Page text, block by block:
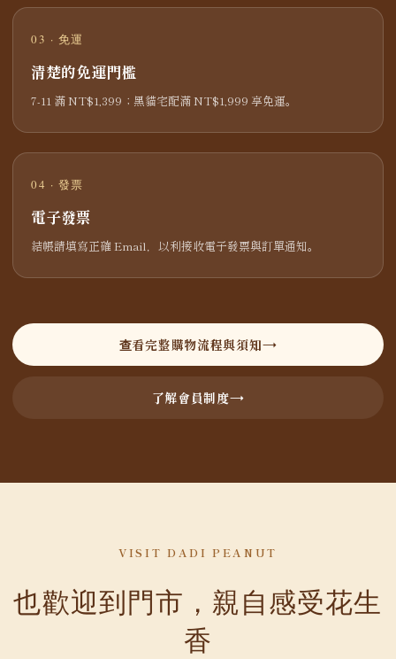
03 · 免運
清楚的免運門檻
7-11 滿 NT$1,399；黑貓宅配滿 NT$1,999 享免運。
04 · 發票
電子發票
結帳請填寫正確 Email，以利接收電子發票與訂單通知。
查看完整購物流程與須知
了解會員制度
VISIT DADI PEANUT
也歡迎到門市，親自感受花生
香